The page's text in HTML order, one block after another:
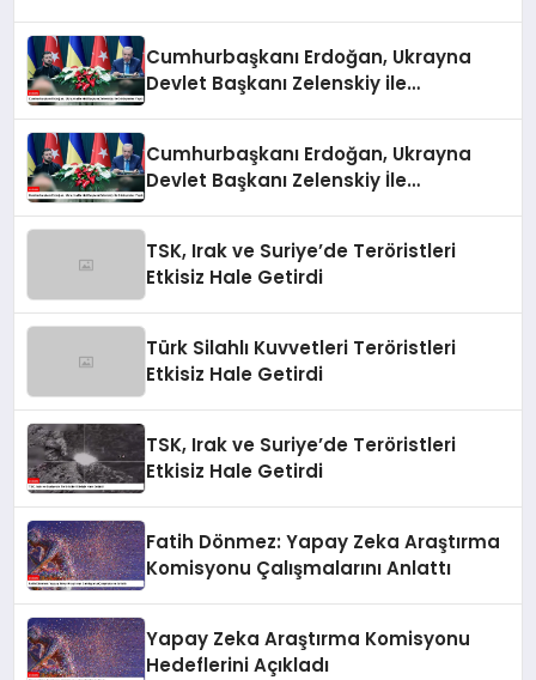
Cumhurbaşkanı Erdoğan, Ukrayna
Devlet Başkanı Zelenskiy ile
Cumhurbaşkanı Erdoğan, Ukrayna
Devlet Başkanı Zelenskiy İle
TSK, Irak ve Suriye’de Teröristleri
Etkisiz Hale Getirdi
Türk Silahlı Kuvvetleri Teröristleri
Etkisiz Hale Getirdi
TSK, Irak ve Suriye’de Teröristleri
Etkisiz Hale Getirdi
Fatih Dönmez: Yapay Zeka Araştırma
Komisyonu Çalışmalarını Anlattı
Yapay Zeka Araştırma Komisyonu
Hedeflerini Açıkladı